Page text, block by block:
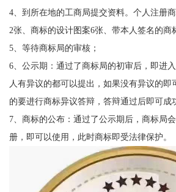
4、到所在地的工商局提交资料。个人注册
2张、商标的设计图案6张、带本人签名的商
5、等待商标局的审核；
6、公示期：通过了商标局的初审后，即进
人有异议的都可以提出，如果没有异议的即
的要进行商标异议答辩，答辩通过后即可成
7、商标的公布：通过了公示期后，商标局
册，即可以使用，此时商标即受法律保护。